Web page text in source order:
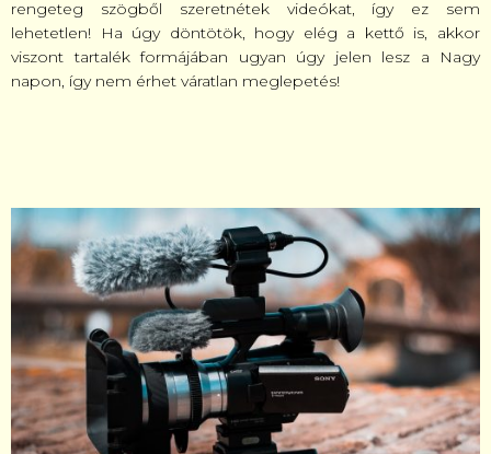
rengeteg szögből szeretnétek videókat, így ez sem
lehetetlen! Ha úgy döntötök, hogy elég a kettő is, akkor
viszont tartalék formájában ugyan úgy jelen lesz a Nagy
napon, így nem érhet váratlan meglepetés!